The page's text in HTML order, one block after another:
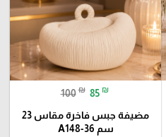
100 ₪ 85 ₪
مضيفة جبس فاخرة مقاس 23
سم A148-36